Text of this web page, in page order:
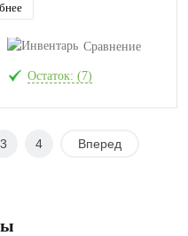
Сравнение
Остаток: (7)
3 4 Вперед